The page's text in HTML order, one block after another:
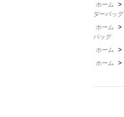
ホーム
>
ダーバッグ
ホーム
>
バッグ
ホーム
>
ホーム
>